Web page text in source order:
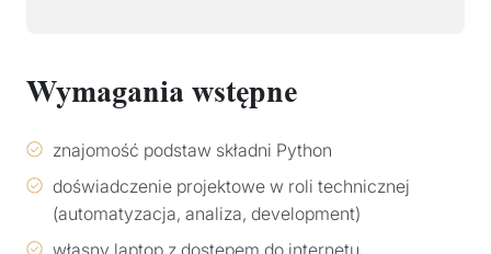
Wymagania wstępne
znajomość podstaw składni Python
doświadczenie projektowe w roli technicznej
(automatyzacja, analiza, development)
własny laptop z dostępem do internetu